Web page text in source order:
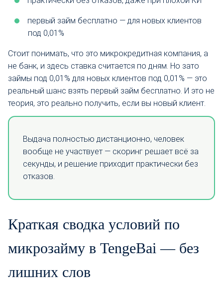
первый займ бесплатно — для новых клиентов
под 0,01%
Стоит понимать, что это микрокредитная компания, а
не банк, и здесь ставка считается по дням. Но зато
займы под 0,01% для новых клиентов под 0,01% — это
реальный шанс взять первый займ бесплатно. И это не
теория, это реально получить, если вы новый клиент.
Выдача полностью дистанционно, человек
вообще не участвует — скоринг решает всё за
секунды, и решение приходит практически без
отказов.
Краткая сводка условий по
микрозайму в TengeBai — без
лишних слов